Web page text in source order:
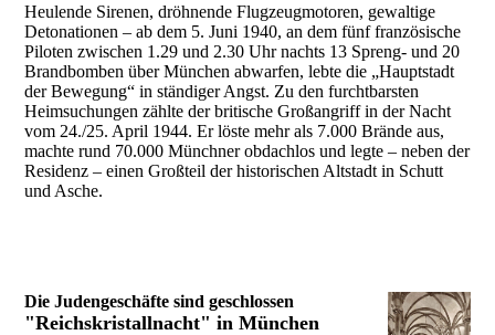
Heulende Sirenen, dröhnende Flugzeugmotoren, gewaltige
Detonationen – ab dem 5. Juni 1940, an dem fünf französische
Piloten zwischen 1.29 und 2.30 Uhr nachts 13 Spreng- und 20
Brandbomben über München abwarfen, lebte die „Hauptstadt
der Bewegung“ in ständiger Angst. Zu den furchtbarsten
Heimsuchungen zählte der britische Großangriff in der Nacht
vom 24./25. April 1944. Er löste mehr als 7.000 Brände aus,
machte rund 70.000 Münchner obdachlos und legte – neben der
Residenz – einen Großteil der historischen Altstadt in Schutt
und Asche.
Die Judengeschäfte sind geschlossen
"Reichskristallnacht" in München